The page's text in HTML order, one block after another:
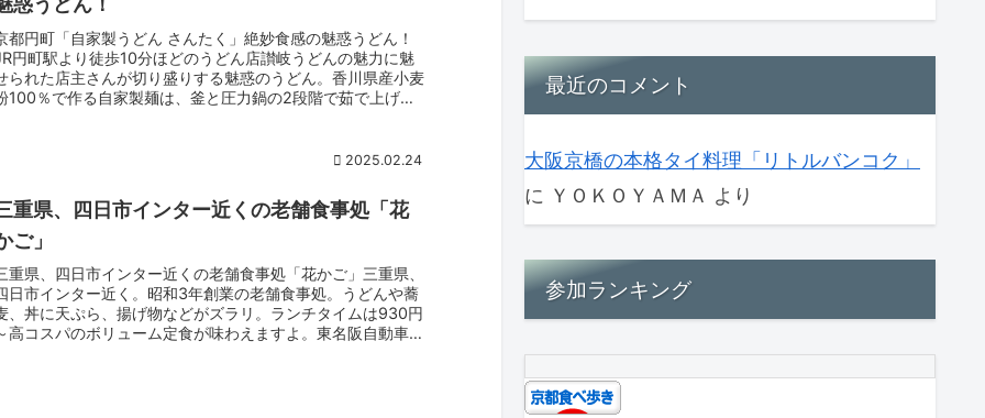
都円町「自家製うどん さんたく」絶妙食感の魅惑うどん！
円町駅より徒歩10分ほどのうどん店讃岐うどんの魅力に魅
られた店主さんが切り盛りする魅惑のうどん。香川県産小麦
100％で作る自家製麺は、釜と圧力鍋の2段階で茹で上げる
2025.02.24
重県、四日市インター近くの老舗食事処「花
ご」
重県、四日市インター近くの老舗食事処「花かご」三重県、
日市インター近く。昭和3年創業の老舗食事処。うどんや蕎
、丼に天ぷら、揚げ物などがズラリ。ランチタイムは930円
高コスパのボリューム定食が味わえますよ。東名阪自動車道
最近のコメント
大阪京橋の本格タイ料理「リトルバンコク」
に ＹＯＫＯＹＡＭＡ より
参加ランキング